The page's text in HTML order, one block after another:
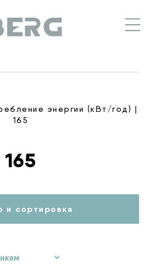
энергии (кВт/год) |
165
165
и сортировка